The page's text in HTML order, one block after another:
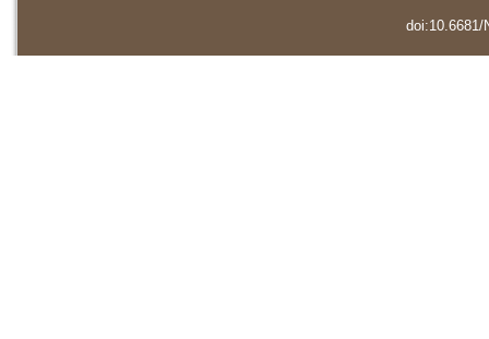
doi:10.6681/